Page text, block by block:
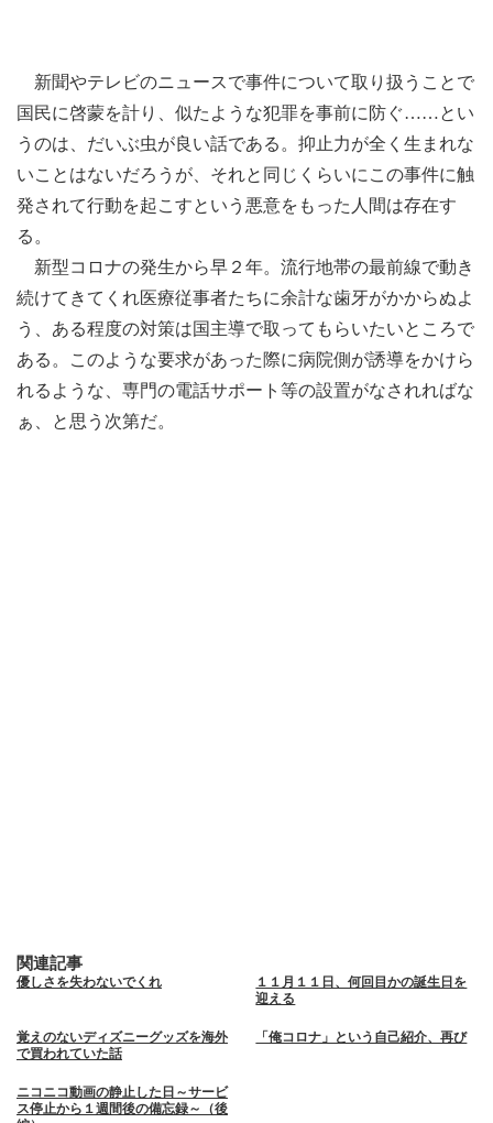
新聞やテレビのニュースで事件について取り扱うことで
国民に啓蒙を計り、似たような犯罪を事前に防ぐ……とい
うのは、だいぶ虫が良い話である。抑止力が全く生まれな
いことはないだろうが、それと同じくらいにこの事件に触
発されて行動を起こすという悪意をもった人間は存在す
る。
新型コロナの発生から早２年。流行地帯の最前線で動き
続けてきてくれ医療従事者たちに余計な歯牙がかからぬよ
う、ある程度の対策は国主導で取ってもらいたいところで
ある。このような要求があった際に病院側が誘導をかけら
れるような、専門の電話サポート等の設置がなされればな
ぁ、と思う次第だ。
関連記事
優しさを失わないでくれ
１１月１１日、何回目かの誕生日を
迎える
覚えのないディズニーグッズを海外
で買われていた話
「俺コロナ」という自己紹介、再び
ニコニコ動画の静止した日～サービ
ス停止から１週間後の備忘録～（後